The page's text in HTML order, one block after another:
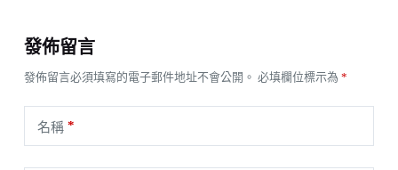
發佈留言
發佈留言必須填寫的電子郵件地址不會公開。 必填欄位標示為 *
名稱 *